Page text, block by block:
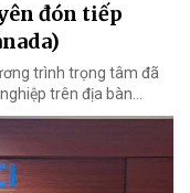
đón tiếp
trình trọng tâm đã
trên địa bàn...